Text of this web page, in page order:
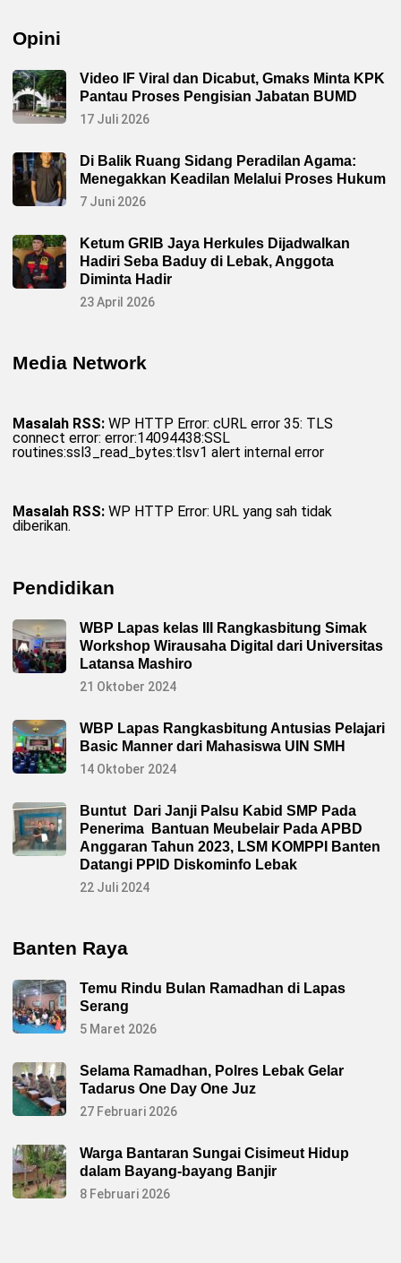
Opini
Video IF Viral dan Dicabut, Gmaks Minta KPK
Pantau Proses Pengisian Jabatan BUMD
17 Juli 2026
Di Balik Ruang Sidang Peradilan Agama:
Menegakkan Keadilan Melalui Proses Hukum
7 Juni 2026
Ketum GRIB Jaya Herkules Dijadwalkan
Hadiri Seba Baduy di Lebak, Anggota
Diminta Hadir
23 April 2026
Media Network
Masalah RSS: WP HTTP Error: cURL error 35: TLS
connect error: error:14094438:SSL
routines:ssl3_read_bytes:tlsv1 alert internal error
Masalah RSS: WP HTTP Error: URL yang sah tidak
diberikan.
Pendidikan
WBP Lapas kelas III Rangkasbitung Simak
Workshop Wirausaha Digital dari Universitas
Latansa Mashiro
21 Oktober 2024
WBP Lapas Rangkasbitung Antusias Pelajari
Basic Manner dari Mahasiswa UIN SMH
14 Oktober 2024
Buntut Dari Janji Palsu Kabid SMP Pada
Penerima Bantuan Meubelair Pada APBD
Anggaran Tahun 2023, LSM KOMPPI Banten
Datangi PPID Diskominfo Lebak
22 Juli 2024
Banten Raya
Temu Rindu Bulan Ramadhan di Lapas
Serang
5 Maret 2026
Selama Ramadhan, Polres Lebak Gelar
Tadarus One Day One Juz
27 Februari 2026
Warga Bantaran Sungai Cisimeut Hidup
dalam Bayang-bayang Banjir
8 Februari 2026